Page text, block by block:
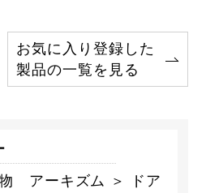
お気に入り登録した
製品の一覧を見る
アーキズム ＞ ドア